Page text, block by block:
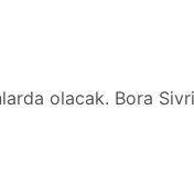
olacak. Bora Sivri